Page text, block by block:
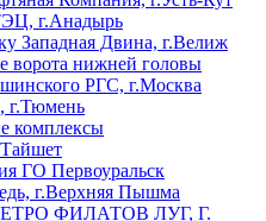
г.Анадырь
Западная Двина, г.Велиж
ворота нижней головы
РГС, г.Москва
г.Тюмень
комплексы
ГО Первоуральск
г.Верхняя Пышма
ФИЛАТОВ ЛУГ, Г.